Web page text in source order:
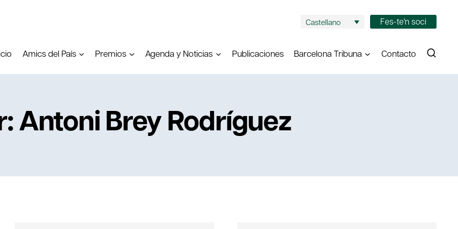
Castellano Fes-te'n soci
Amics del País Premios Agenda y Noticias Publicaciones Barcelona Tribuna Contacto
Antoni Brey Rodríguez